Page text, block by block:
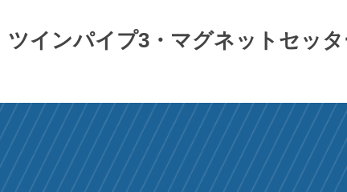
インパイプ3・マグネットセッ